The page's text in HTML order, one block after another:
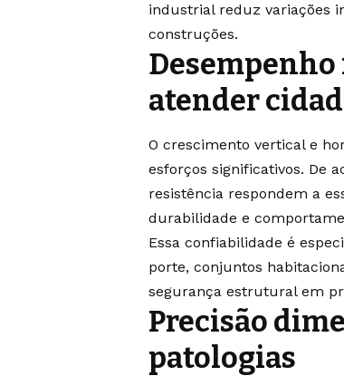
industrial reduz variações
construções.
atender
O crescimento vertical e
esforços significativos. De
resistência respondem a
durabilidade e
Essa confiabilidade é
porte, conjuntos
segurança estrutural em
Precisão
patologias